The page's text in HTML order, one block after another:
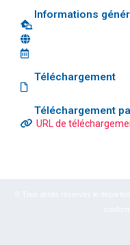
Informations
Téléchargement
Téléchargement
URL de